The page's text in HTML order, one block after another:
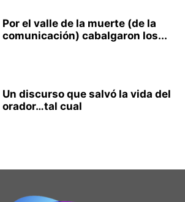
Por el valle de la muerte (de la
comunicación) cabalgaron los...
Un discurso que salvó la vida del
orador…tal cual